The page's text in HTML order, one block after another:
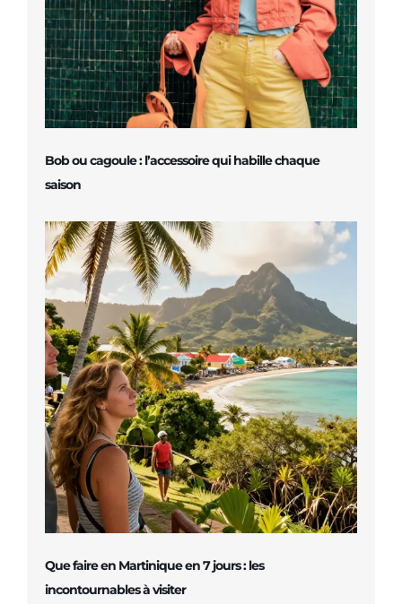
Bob ou cagoule : l’accessoire qui habille chaque
saison
Que faire en Martinique en 7 jours : les
incontournables à visiter